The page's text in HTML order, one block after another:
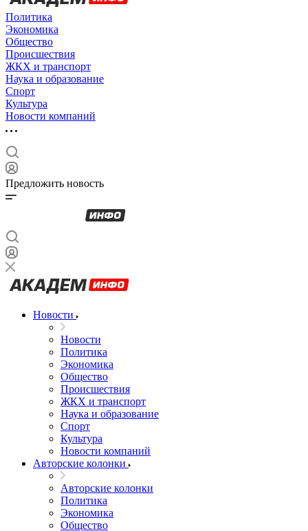
Политика
Экономика
Общество
Происшествия
ЖКХ и транспорт
Наука и образование
Спорт
Культура
Новости компаний
Предложить новость
Новости
Новости
Политика
Экономика
Общество
Происшествия
ЖКХ и транспорт
Наука и образование
Спорт
Культура
Новости компаний
Авторские колонки
Авторские колонки
Политика
Экономика
Общество